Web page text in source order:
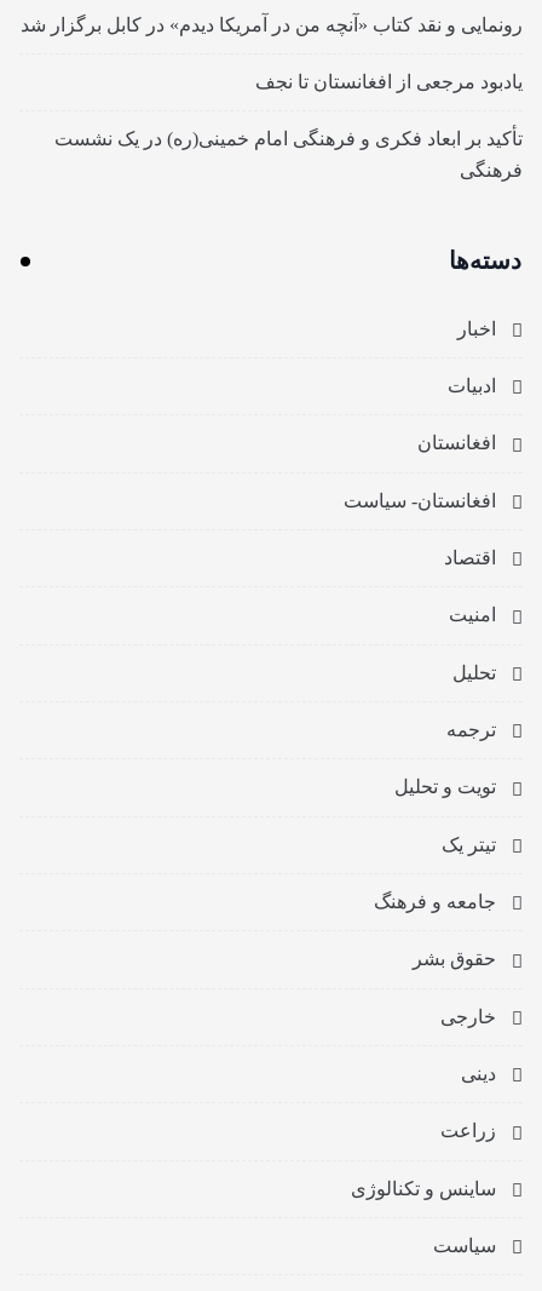
رونمایی و نقد کتاب «آنچه من در آمریکا دیدم» در کابل برگزار شد
یادبود مرجعی از افغانستان تا نجف
تأکید بر ابعاد فکری و فرهنگی امام خمینی(ره) در یک نشست
فرهنگی
دسته‌ها
اخبار
ادبیات
افغانستان
افغانستان- سیاست
اقتصاد
امنیت
تحلیل
ترجمه
تویت و تحلیل
تیتر یک
جامعه و فرهنگ
حقوق بشر
خارجی
دینی
زراعت
ساینس و تکنالوژی
سیاست